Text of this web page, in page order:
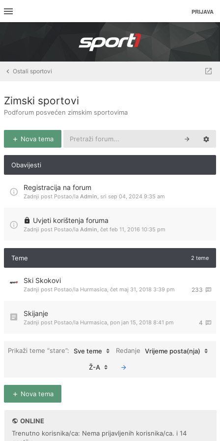
PRIJAVA
Ostali sportovi
Zimski sportovi
Podforum posvećen zimskim sportovima
Nova tema
Obavijesti
Registracija na forum
Zadnji post Postao/la Admin, sri sep 04, 2024 9:35 am
Uvjeti korištenja foruma
Zadnji post Postao/la Admin, čet feb 11, 2016 10:35 pm
Teme 2 teme
Ski Skokovi
233
Zadnji post Postao/la Hurmasica, čet maj 31, 2018 3:39 pm
Skijanje
4
Zadnji post Postao/la Hurmasica, pon jan 15, 2018 8:41 pm
Prikaži teme “stare”: Sve teme Redanje Vrijeme posta(nja)
Ž-A
Nova tema
ONLINE
Trenutno korisnika/ca: Nema prijavljenih korisnika/ca. i 14